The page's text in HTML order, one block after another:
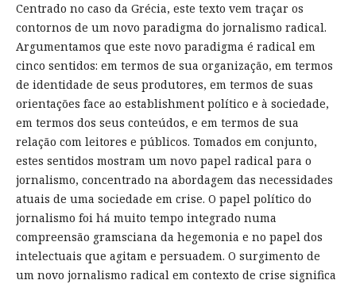
Centrado no caso da Grécia, este texto vem traçar os
contornos de um novo paradigma do jornalismo radical.
Argumentamos que este novo paradigma é radical em
cinco sentidos: em termos de sua organização, em termos
de identidade de seus produtores, em termos de suas
orientações face ao establishment político e à sociedade,
em termos dos seus conteúdos, e em termos de sua
relação com leitores e públicos. Tomados em conjunto,
estes sentidos mostram um novo papel radical para o
jornalismo, concentrado na abordagem das necessidades
atuais de uma sociedade em crise. O papel político do
jornalismo foi há muito tempo integrado numa
compreensão gramsciana da hegemonia e no papel dos
intelectuais que agitam e persuadem. O surgimento de
um novo jornalismo radical em contexto de crise significa